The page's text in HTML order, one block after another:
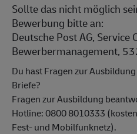
Sollte das nicht möglich
Bewerbung bitte an:
Deutsche Post AG, Service
Bewerbermanagement,
Du hast Fragen zur
Briefe?
Fragen zur Ausbildung
Hotline: 0800 8010333
Fest- und Mobilfunknetz).